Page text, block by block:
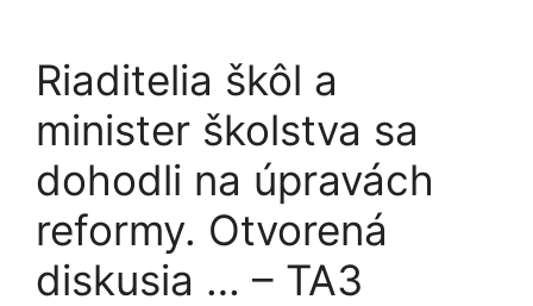
Riaditelia škôl a
minister školstva sa
dohodli na úpravách
reformy. Otvorená
diskusia … – TA3